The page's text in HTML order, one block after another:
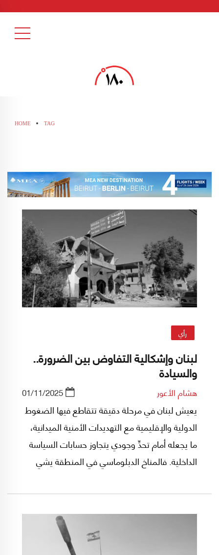
HOME TAG
رأي
لبنان وإشكالية التفاوض بين الضرورة..
والسيادة
هشام الأعور 01/11/2025
يعيش لبنان في مرحلة دقيقة تتقاطع فيها الضغوط
الدولية والإقليمية مع التهديدات الأمنية الميدانية،
ما يجعله أمام تحدٍّ وجودي يتجاوز حسابات السياسة
الداخلية. فالمناخ الدبلوماسي في المنطقة يشي
مستمرة لإدماجها في ترتيبات الأمن والاقتصاد
الإقليميين، في ظلّ تراجع واضح للدور العربي
التقليدي، وتمدّد للنفوذ الأميركي والإسرائيلي في
ملفات الطاقة والحدود والمياه الإقليمية.